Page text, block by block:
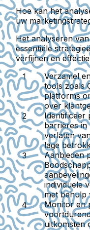
Hoe kan het
uw
Het analyseren
essentiële
verfijnen en
Verzamel
tools zoals
platforms
over
Identificeer
barrières in
verlaten
lage
Aanbieden
individuele
met behulp
Monitor en
uitkomsten